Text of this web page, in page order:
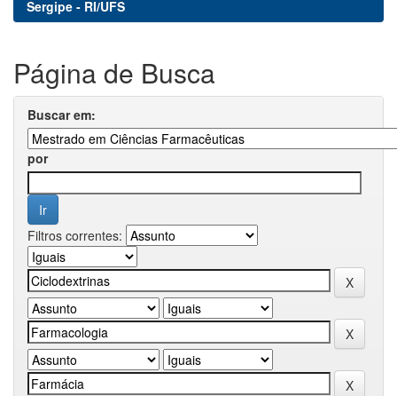
Sergipe - RI/UFS
Página de Busca
Buscar em:
por
Filtros correntes: